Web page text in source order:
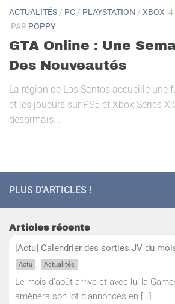
ACTUALITÉS / PC / PLAYSTATION / XBOX 4
PAR POPPY
GTA Online : Une
Des Nouveautés
La région de Los Santos accueille une
et les joueurs sur PS5 et Xbox Series
désormais...
PLUS D'ARTICLES !
Articles récents
[Actu] Calendrier des sorties JV du
Actu , Actualités
Le mois d’août arrive et avec lui la
amènera son lot d’annonces en […]